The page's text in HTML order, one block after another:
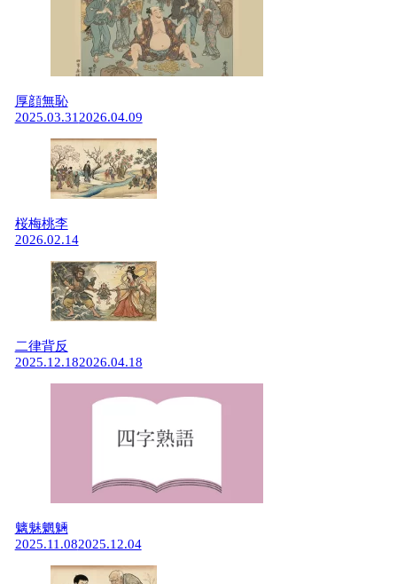
厚顔無恥
2025.03.312026.04.09
桜梅桃李
2026.02.14
二律背反
2025.12.182026.04.18
魑魅魍魎
2025.11.082025.12.04